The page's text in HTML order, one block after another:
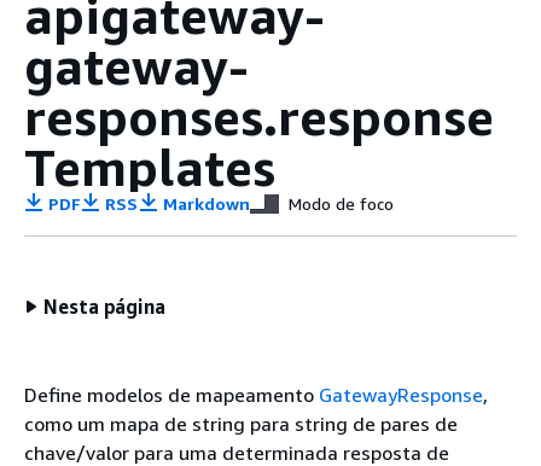
apigateway-
gateway-
responses.response
Templates
PDF RSS Markdown Modo de foco
Nesta página
Define modelos de mapeamento GatewayResponse,
como um mapa de string para string de pares de
chave/valor para uma determinada resposta de